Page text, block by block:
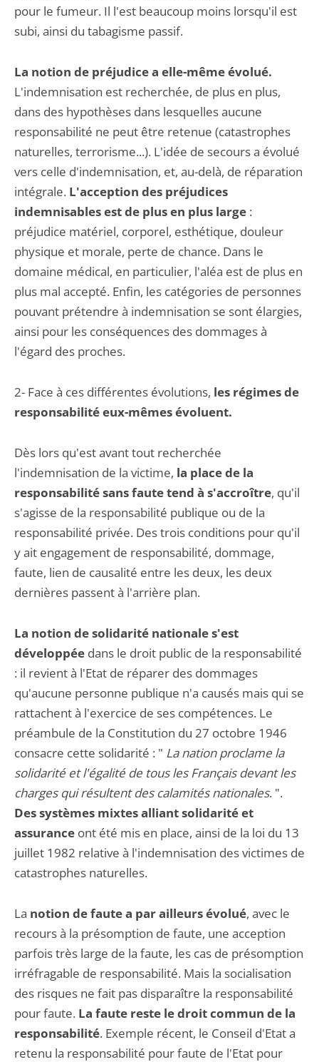
pour le fumeur. Il l'est beaucoup moins lorsqu'il est
subi, ainsi du tabagisme passif.
La notion de préjudice a elle-même évolué.
L'indemnisation est recherchée, de plus en plus,
dans des hypothèses dans lesquelles aucune
responsabilité ne peut être retenue (catastrophes
naturelles, terrorisme...). L'idée de secours a évolué
vers celle d'indemnisation, et, au-delà, de réparation
intégrale. L'acception des préjudices
indemnisables est de plus en plus large :
préjudice matériel, corporel, esthétique, douleur
physique et morale, perte de chance. Dans le
domaine médical, en particulier, l'aléa est de plus en
plus mal accepté. Enfin, les catégories de personnes
pouvant prétendre à indemnisation se sont élargies,
ainsi pour les conséquences des dommages à
l'égard des proches.
2- Face à ces différentes évolutions, les régimes de
responsabilité eux-mêmes évoluent.
Dès lors qu'est avant tout recherchée
l'indemnisation de la victime, la place de la
responsabilité sans faute tend à s'accroître, qu'il
s'agisse de la responsabilité publique ou de la
responsabilité privée. Des trois conditions pour qu'il
y ait engagement de responsabilité, dommage,
faute, lien de causalité entre les deux, les deux
dernières passent à l'arrière plan.
La notion de solidarité nationale s'est
développée dans le droit public de la responsabilité
: il revient à l'Etat de réparer des dommages
qu'aucune personne publique n'a causés mais qui se
rattachent à l'exercice de ses compétences. Le
préambule de la Constitution du 27 octobre 1946
consacre cette solidarité : " La nation proclame la
solidarité et l'égalité de tous les Français devant les
charges qui résultent des calamités nationales. ".
Des systèmes mixtes alliant solidarité et
assurance ont été mis en place, ainsi de la loi du 13
juillet 1982 relative à l'indemnisation des victimes de
catastrophes naturelles.
La notion de faute a par ailleurs évolué, avec le
recours à la présomption de faute, une acception
parfois très large de la faute, les cas de présomption
irréfragable de responsabilité. Mais la socialisation
des risques ne fait pas disparaître la responsabilité
pour faute. La faute reste le droit commun de la
responsabilité. Exemple récent, le Conseil d'Etat a
retenu la responsabilité pour faute de l'Etat pour